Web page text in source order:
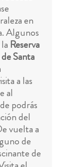
en
Algunos
Reserva
Santa
a las
al
podrás
del
vuelta a
de
de